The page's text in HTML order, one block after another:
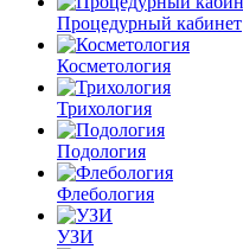
Процедурный кабинет
Косметология
Трихология
Подология
Флебология
УЗИ